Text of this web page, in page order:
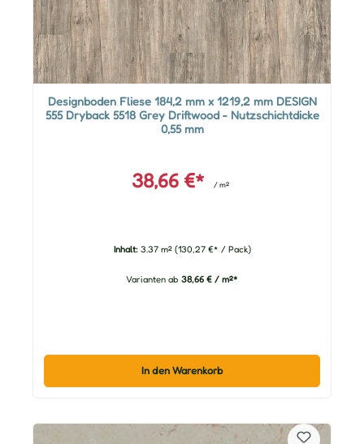
Designboden Fliese 184,2 mm x 1219,2 mm DESIGN
555 Dryback 5518 Grey Driftwood - Nutzschichtdicke
0,55 mm
38,66 €* / m²
Inhalt: 3.37 m² (130,27 €* / Pack)
Varianten ab 38,66 € / m²*
In den Warenkorb